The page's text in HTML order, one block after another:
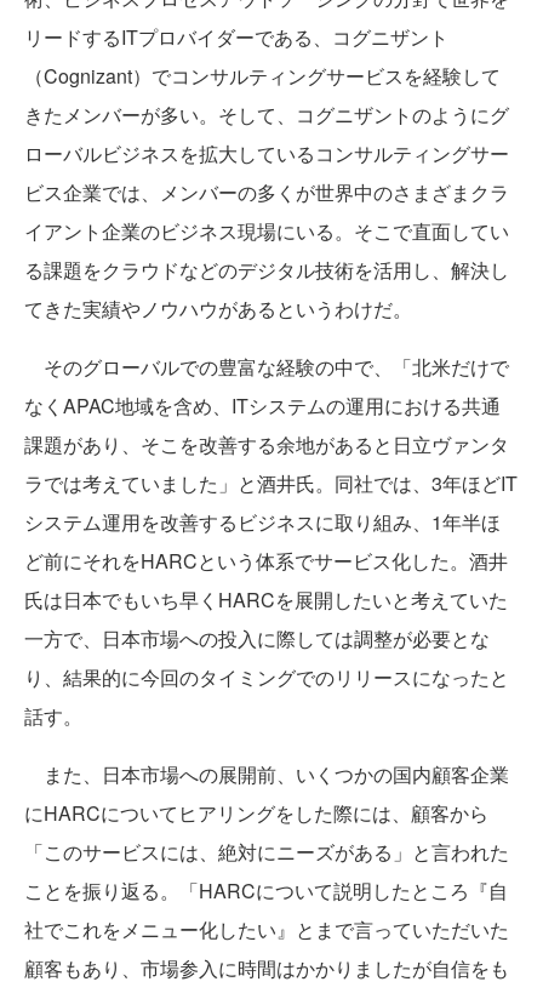
リードするITプロバイダーである、コグニザント
（Cognizant）でコンサルティングサービスを経験して
きたメンバーが多い。そして、コグニザントのようにグ
ローバルビジネスを拡大しているコンサルティングサー
ビス企業では、メンバーの多くが世界中のさまざまクラ
イアント企業のビジネス現場にいる。そこで直面してい
る課題をクラウドなどのデジタル技術を活用し、解決し
てきた実績やノウハウがあるというわけだ。
そのグローバルでの豊富な経験の中で、「北米だけで
なくAPAC地域を含め、ITシステムの運用における共通
課題があり、そこを改善する余地があると日立ヴァンタ
ラでは考えていました」と酒井氏。同社では、3年ほどIT
システム運用を改善するビジネスに取り組み、1年半ほ
ど前にそれをHARCという体系でサービス化した。酒井
氏は日本でもいち早くHARCを展開したいと考えていた
一方で、日本市場への投入に際しては調整が必要とな
り、結果的に今回のタイミングでのリリースになったと
話す。
また、日本市場への展開前、いくつかの国内顧客企業
にHARCについてヒアリングをした際には、顧客から
「このサービスには、絶対にニーズがある」と言われた
ことを振り返る。「HARCについて説明したところ『自
社でこれをメニュー化したい』とまで言っていただいた
顧客もあり、市場参入に時間はかかりましたが自信をも